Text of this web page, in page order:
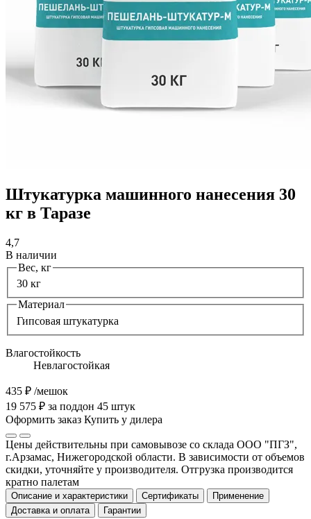
Штукатурка машинного нанесения 30
кг в Таразе
4,7
В наличии
Вес, кг
30 кг
Материал
Гипсовая штукатурка
Влагостойкость
Невлагостойкая
435 ₽ /мешок
19 575 ₽ за поддон 45 штук
Оформить заказ Купить у дилера
Цены действительны при самовывозе со склада ООО "ПГЗ",
г.Арзамас, Нижегородской области. В зависимости от объемов
скидки, уточняйте у производителя. Отгрузка производится
кратно палетам
Описание и характеристики Сертификаты
Применение
Доставка и оплата
Гарантии